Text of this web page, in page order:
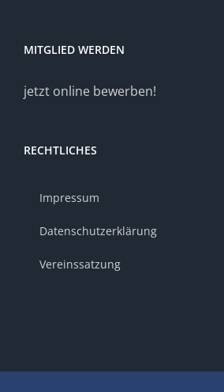
MITGLIED WERDEN
jetzt online bewerben!
RECHTLICHES
Impressum
Datenschutzerklärung
Vereinssatzung